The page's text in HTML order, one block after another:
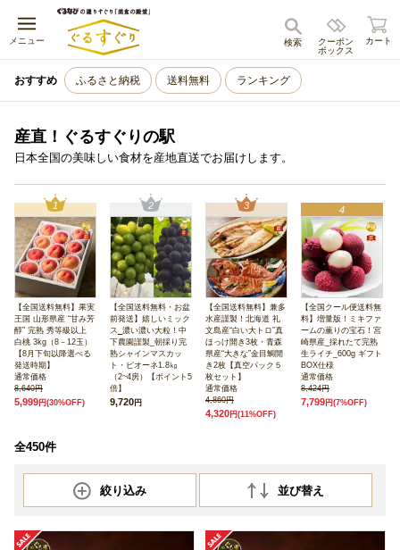
メニュー
キャンセル
クーポン
ボックス
検索 カート
おすすめ ふるさと納税 送料無料 ランキング
産直！ぐるすぐりの駅
日本全国の美味しい食材を産地直送でお届けします。
1
【全国送料無料】果実
王国 山形県産 “甘み芳
醇” 完熟 秀等級以上
白桃 3kg（8－12玉）
【8月下旬以降選べる
発送時期】
通常価格
8,640円
5,999 円(30%OFF)
2
【全国送料無料・お盆
前発送】嬉しいミック
ス‗濃い濃い大粒！中
下農園謹製_朝採り完
熟シャインマスカッ
ト・ピオーネ1.8㎏
（2~4房）【ポイント5
倍】
9,720円
3
【全国送料無料】兼多
水産謹製！北海道 礼
文島産“白い大トロ”真
ほっけ開き3枚・青森
県産“大きな”金目鯛開
き2枚【真空パック５
枚セット】
通常価格
4,860円
4,320円(11%OFF)
4
【全国クール便送料無
料】増量版！ミキファ
ームの薫りの宝石！宮
崎県産_採れたて完熟
生ライチ_600g ギフト
BOX仕様
通常価格
8,424円
7,799円(7%OFF)
全450件
絞り込み 並び替え